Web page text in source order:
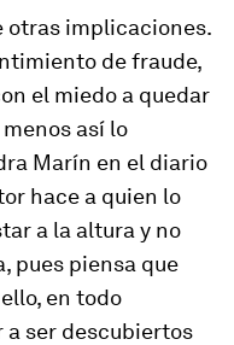
otras implicaciones.
de fraude,
el miedo a quedar
así lo
Marín en el diario
hace a quien lo
a la altura y no
pues piensa que
en todo
a ser descubiertos